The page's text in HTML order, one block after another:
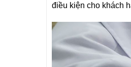
điều kiện cho khách